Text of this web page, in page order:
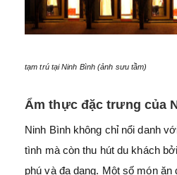
tạm trú tại Ninh Bình (ảnh sưu tầm)
Ẩm thực đặc trưng của
Ninh Bình không chỉ nổi danh
tình mà còn thu hút du khách
phú và đa dạng. Một số món